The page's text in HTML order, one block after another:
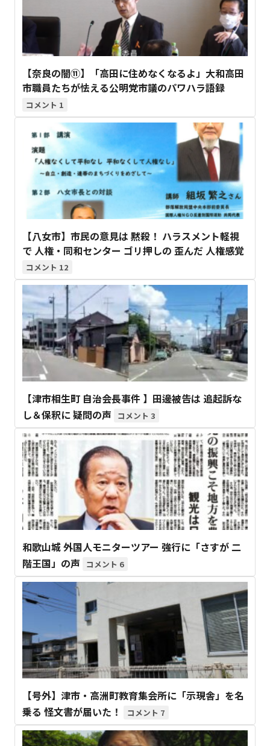
【奈良の闇⑪】「高田に住めなくなるよ」大和高田
市職員たちが怯える公明党市議のパワハラ語録
1
【八女市】市民の意見は 黙殺！ ハラスメント軽視
で 人権・同和センター ゴリ押しの 歪んだ 人権感覚
12
【津市相生町 自治会長事件 】田邊被告は 追起訴な
し＆保釈に 疑問の声
3
和歌山城 外国人モニターツアー 強行に「さすが 二
階王国」の声
6
【号外】津市・高洲町教育集会所に「示現舎」を名
乗る 怪文書が届いた！
7